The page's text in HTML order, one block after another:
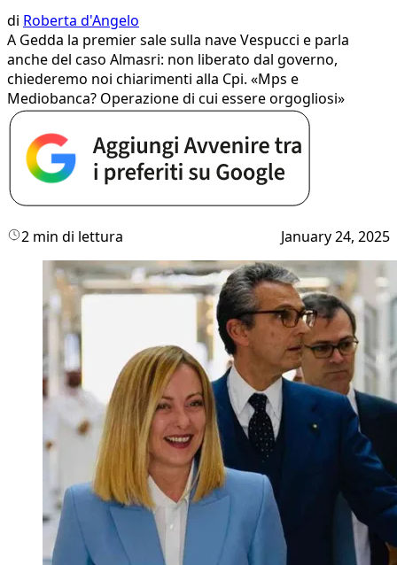
di Roberta d'Angelo
A Gedda la premier sale sulla nave Vespucci e parla
anche del caso Almasri: non liberato dal governo,
chiederemo noi chiarimenti alla Cpi. «Mps e
Mediobanca? Operazione di cui essere orgogliosi»
2 min di lettura January 24, 2025